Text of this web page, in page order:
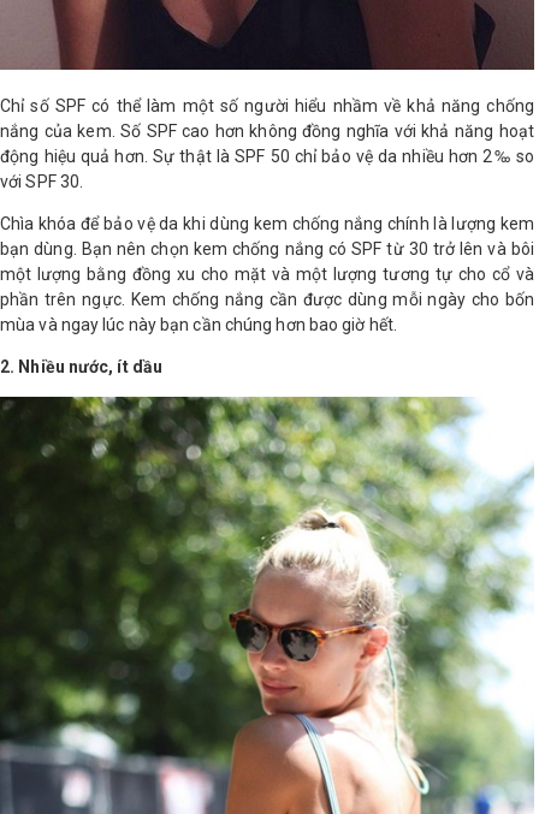
Shop All Brand A-
Z
Chỉ số SPF có thể làm một số người hiểu nhầm về khả năng chống
nắng của kem. Số SPF cao hơn không đồng nghĩa với khả năng hoạt
động hiệu quả hơn. Sự thật là SPF 50 chỉ bảo vệ da nhiều hơn 2‰ so
với SPF 30.
Chìa khóa để bảo vệ da khi dùng kem chống nắng chính là lượng kem
bạn dùng. Bạn nên chọn kem chống nắng có SPF từ 30 trở lên và bôi
một lượng bằng đồng xu cho mặt và một lượng tương tự cho cổ và
phần trên ngực. Kem chống nắng cần được dùng mỗi ngày cho bốn
mùa và ngay lúc này bạn cần chúng hơn bao giờ hết.
2. Nhiều nước, ít dầu